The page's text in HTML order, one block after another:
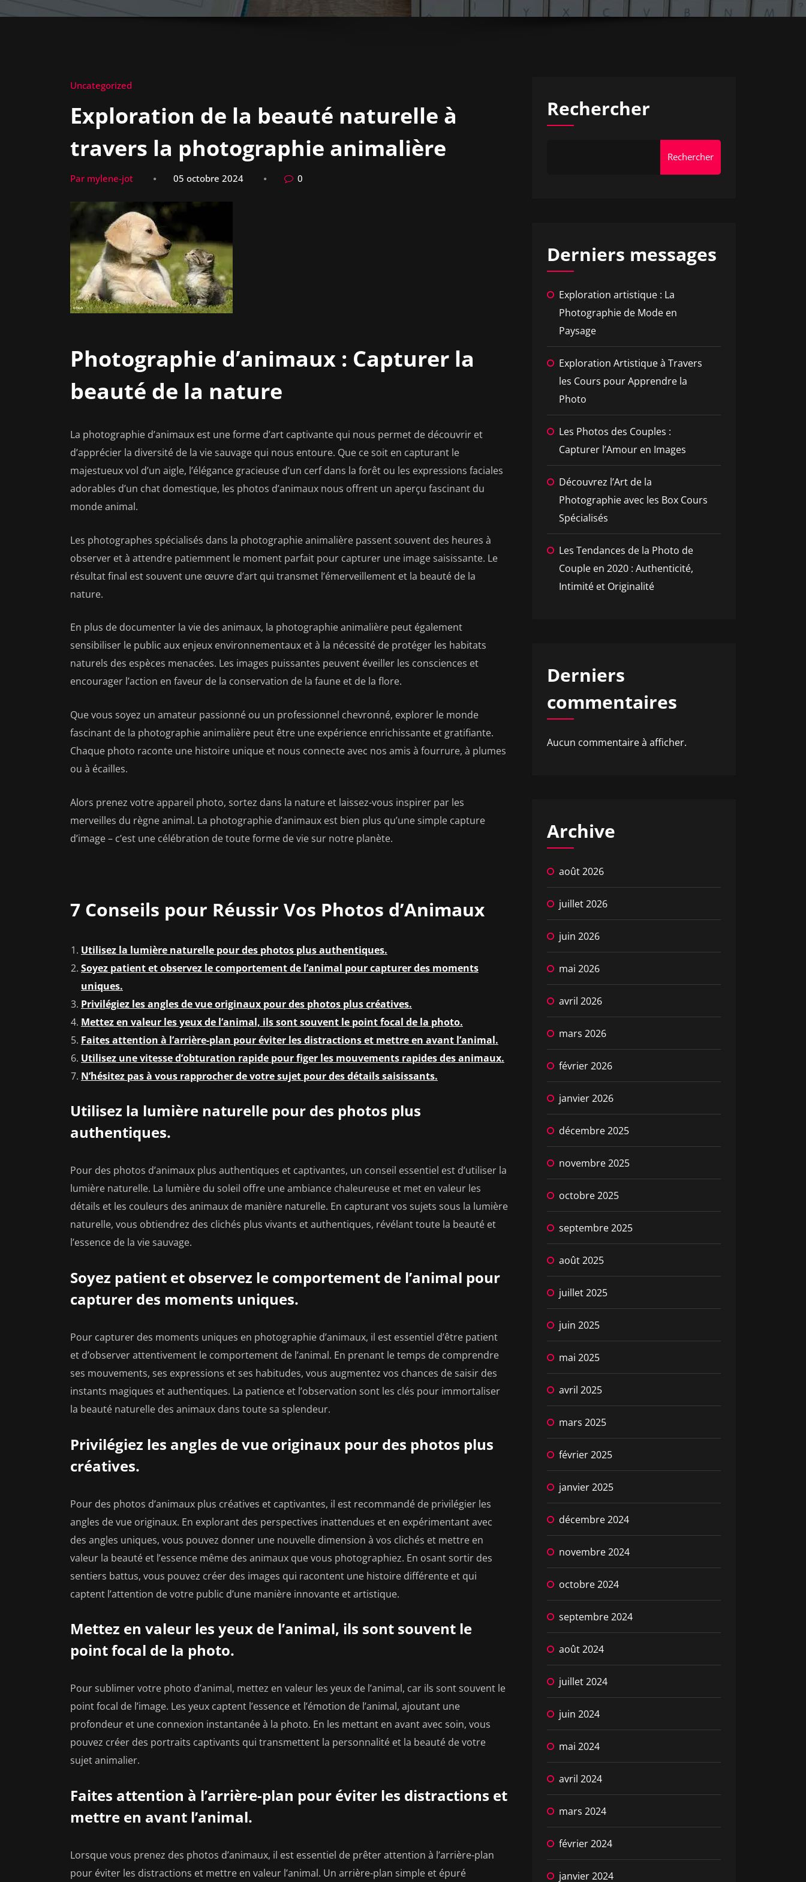
Uncategorized
Exploration de la beauté naturelle à
travers la photographie animalière
Par mylene-jot 05 octobre 2024 0
Photographie d’animaux : Capturer la
beauté de la nature
La photographie d’animaux est une forme d’art captivante qui nous permet de découvrir et
d’apprécier la diversité de la vie sauvage qui nous entoure. Que ce soit en capturant le
majestueux vol d’un aigle, l’élégance gracieuse d’un cerf dans la forêt ou les expressions faciales
adorables d’un chat domestique, les photos d’animaux nous offrent un aperçu fascinant du
monde animal.
Les photographes spécialisés dans la photographie animalière passent souvent des heures à
observer et à attendre patiemment le moment parfait pour capturer une image saisissante. Le
résultat final est souvent une œuvre d’art qui transmet l’émerveillement et la beauté de la
nature.
En plus de documenter la vie des animaux, la photographie animalière peut également
sensibiliser le public aux enjeux environnementaux et à la nécessité de protéger les habitats
naturels des espèces menacées. Les images puissantes peuvent éveiller les consciences et
encourager l’action en faveur de la conservation de la faune et de la flore.
Que vous soyez un amateur passionné ou un professionnel chevronné, explorer le monde
fascinant de la photographie animalière peut être une expérience enrichissante et gratifiante.
Chaque photo raconte une histoire unique et nous connecte avec nos amis à fourrure, à plumes
ou à écailles.
Alors prenez votre appareil photo, sortez dans la nature et laissez-vous inspirer par les
merveilles du règne animal. La photographie d’animaux est bien plus qu’une simple capture
d’image – c’est une célébration de toute forme de vie sur notre planète.
7 Conseils pour Réussir Vos Photos d’Animaux
Utilisez la lumière naturelle pour des photos plus authentiques.
Soyez patient et observez le comportement de l’animal pour capturer des moments
uniques.
Privilégiez les angles de vue originaux pour des photos plus créatives.
Mettez en valeur les yeux de l’animal, ils sont souvent le point focal de la photo.
Faites attention à l’arrière-plan pour éviter les distractions et mettre en avant l’animal.
Utilisez une vitesse d’obturation rapide pour figer les mouvements rapides des animaux.
N’hésitez pas à vous rapprocher de votre sujet pour des détails saisissants.
Utilisez la lumière naturelle pour des photos plus
authentiques.
Pour des photos d’animaux plus authentiques et captivantes, un conseil essentiel est d’utiliser la
lumière naturelle. La lumière du soleil offre une ambiance chaleureuse et met en valeur les
détails et les couleurs des animaux de manière naturelle. En capturant vos sujets sous la lumière
naturelle, vous obtiendrez des clichés plus vivants et authentiques, révélant toute la beauté et
l’essence de la vie sauvage.
Soyez patient et observez le comportement de l’animal pour
capturer des moments uniques.
Pour capturer des moments uniques en photographie d’animaux, il est essentiel d’être patient
et d’observer attentivement le comportement de l’animal. En prenant le temps de comprendre
ses mouvements, ses expressions et ses habitudes, vous augmentez vos chances de saisir des
instants magiques et authentiques. La patience et l’observation sont les clés pour immortaliser
la beauté naturelle des animaux dans toute sa splendeur.
Privilégiez les angles de vue originaux pour des photos plus
créatives.
Pour des photos d’animaux plus créatives et captivantes, il est recommandé de privilégier les
angles de vue originaux. En explorant des perspectives inattendues et en expérimentant avec
des angles uniques, vous pouvez donner une nouvelle dimension à vos clichés et mettre en
valeur la beauté et l’essence même des animaux que vous photographiez. En osant sortir des
sentiers battus, vous pouvez créer des images qui racontent une histoire différente et qui
captent l’attention de votre public d’une manière innovante et artistique.
Mettez en valeur les yeux de l’animal, ils sont souvent le
point focal de la photo.
Pour sublimer votre photo d’animal, mettez en valeur les yeux de l’animal, car ils sont souvent le
point focal de l’image. Les yeux captent l’essence et l’émotion de l’animal, ajoutant une
profondeur et une connexion instantanée à la photo. En les mettant en avant avec soin, vous
pouvez créer des portraits captivants qui transmettent la personnalité et la beauté de votre
sujet animalier.
Faites attention à l’arrière-plan pour éviter les distractions et
mettre en avant l’animal.
Lorsque vous prenez des photos d’animaux, il est essentiel de prêter attention à l’arrière-plan
pour éviter les distractions et mettre en valeur l’animal. Un arrière-plan simple et épuré
Rechercher
Rechercher
Derniers messages
Exploration artistique : La
Photographie de Mode en
Paysage
Exploration Artistique à Travers
les Cours pour Apprendre la
Photo
Les Photos des Couples :
Capturer l’Amour en Images
Découvrez l’Art de la
Photographie avec les Box Cours
Spécialisés
Les Tendances de la Photo de
Couple en 2020 : Authenticité,
Intimité et Originalité
Derniers
commentaires
Aucun commentaire à afficher.
Archive
août 2026
juillet 2026
juin 2026
mai 2026
avril 2026
mars 2026
février 2026
janvier 2026
décembre 2025
novembre 2025
octobre 2025
septembre 2025
août 2025
juillet 2025
juin 2025
mai 2025
avril 2025
mars 2025
février 2025
janvier 2025
décembre 2024
novembre 2024
octobre 2024
septembre 2024
août 2024
juillet 2024
juin 2024
mai 2024
avril 2024
mars 2024
février 2024
janvier 2024